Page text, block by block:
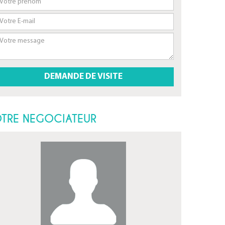
NEGOCIATEUR